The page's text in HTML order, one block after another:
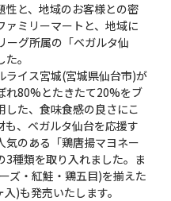
性と、地域のお客様との密
ァミリーマートと、地域に
ーグ所属の「ベガルタ仙
。
ライス宮城(宮城県仙台市)が
れ80%とたきたて20%をブ
した、食味食感の良さにこ
も、ベガルタ仙台を応援す
気のある「鶏唐揚マヨネー
3種類を取り入れました。ま
ズ・紅鮭・鶏五目)を揃えた
)も発売いたします。